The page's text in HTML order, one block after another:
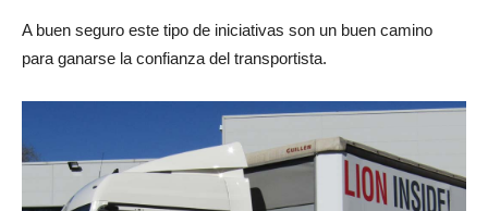
A buen seguro este tipo de iniciativas son un buen camino
para ganarse la confianza del transportista.